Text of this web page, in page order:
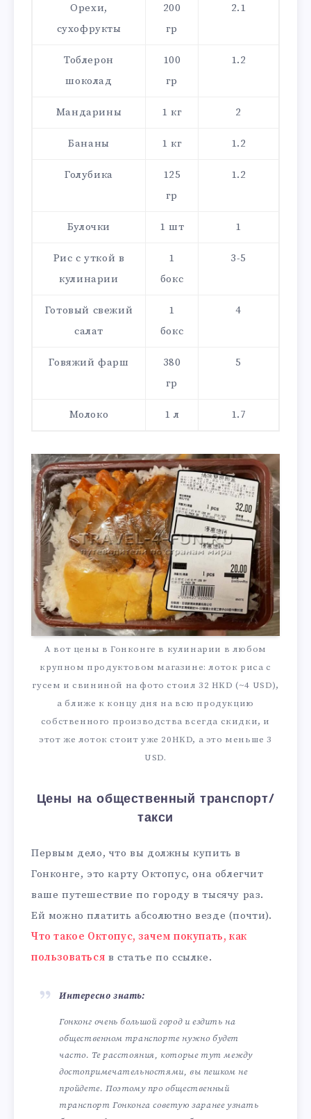
Орехи,
сухофрукты
200
гр
2.1
Тоблерон
шоколад
100
гр
1.2
Мандарины 1 кг 2
Бананы 1 кг 1.2
Голубика
125
гр
1.2
Булочки 1 шт 1
Рис с уткой в
кулинарии
1
бокс
3-5
Готовый свежий
салат
1
бокс
4
Говяжий фарш
380
гр
5
Молоко 1 л 1.7
А вот цены в Гонконге в кулинарии в любом
крупном продуктовом магазине: лоток риса с
гусем и свининой на фото стоил 32 HKD (~4 USD),
а ближе к концу дня на всю продукцию
собственного производства всегда скидки, и
этот же лоток стоит уже 20HKD, а это меньше 3
USD.
Цены на общественный транспорт/
такси
Первым дело, что вы должны купить в
Гонконге, это карту Октопус, она облегчит
ваше путешествие по городу в тысячу раз.
Ей можно платить абсолютно везде (почти).
Что такое Октопус, зачем покупать, как
пользоваться в статье по ссылке.
Интересно знать:
Гонконг очень большой город и ездить на
общественном транспорте нужно будет
часто. Те расстояния, которые тут между
достопримечательностями, вы пешком не
пройдете. Поэтому про общественный
транспорт Гонконга советую заранее узнать